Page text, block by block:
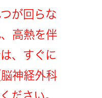
が回らな
高熱を伴
、すぐに
神経外科
ださい。